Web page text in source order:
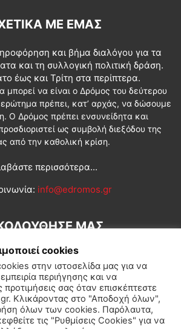
ΜΕ ΕΜΆΣ
και βήμα διαλόγου για τα
και τη συλλογική πολιτική δράση.
έως και Τρίτη στα περίπτερα.
μπορεί να είναι ο Δρόμος του δεύτερου
πρέπει, κατ’ αρχάς, να δώσουμε
Ο Δρόμος πρέπει ενσυνείδητα και
ως συμβολή διεξόδου της
από την καθολική κρίση.
περισσότερα...
info@edromos.gr
ΜΑΣ
Πολιτική Διεθνή Κοινωνία
cookies
στην ιστοσελίδα μας για να
περιήγησης και να
σας όταν επισκέπτεστε
Κλικάροντας στο "Αποδοχή όλων",
όλων των cookies. Παρόλαυτα,
τις "Ρυθμίσεις Cookies" για να